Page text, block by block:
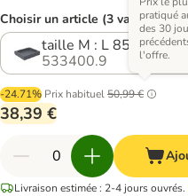
Choisir un article (3 variantes)
taille M : L 85 x l 70 x
533400.9
-24.71% Prix habituel50,99 €
pratiqué
des 30
l'offre.
38,39 €
Livraison estimée : 2-4 jours ouvrés.